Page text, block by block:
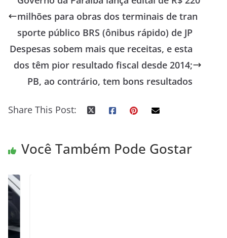
milhões para obras dos terminais de tran
sporte público BRS (ônibus rápido) de JP
Despesas sobem mais que receitas, e esta
dos têm pior resultado fiscal desde 2014;
PB, ao contrário, tem bons resultados
Share This Post:
Você Também Pode Gostar